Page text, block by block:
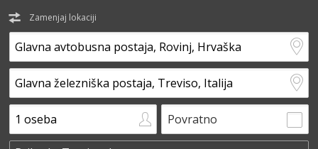
Zamenjaj lokaciji
Povratno